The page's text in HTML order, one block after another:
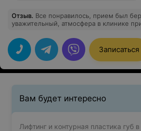
Отзыв. Все понравилось, прием был
уважительный, атмосфера в клинике
Записаться
Вам будет интересно
Лифтинг и контурная пластика губ